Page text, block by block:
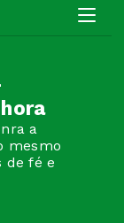
a
mesmo
de fé e